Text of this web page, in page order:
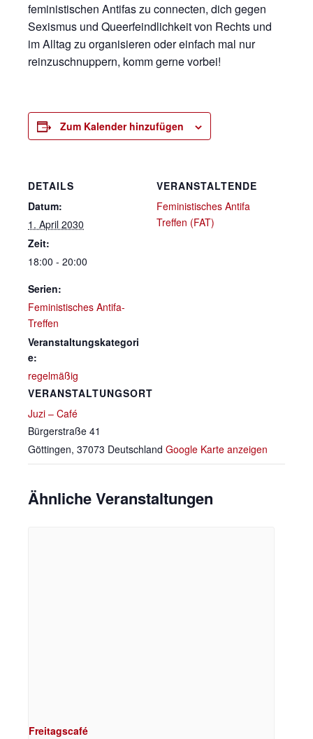
feministischen Antifas zu connecten, dich gegen
Sexismus und Queerfeindlichkeit von Rechts und
im Alltag zu organisieren oder einfach mal nur
reinzuschnuppern, komm gerne vorbei!
Zum Kalender hinzufügen
DETAILS
Datum:
1. April 2030
Zeit:
18:00 - 20:00
Serien:
Feministisches Antifa-
Treffen
Veranstaltungskategori
e:
regelmäßig
VERANSTALTUNGSORT
Juzi – Café
Bürgerstraße 41
Göttingen, 37073 Deutschland Google Karte anzeigen
VERANSTALTENDE
Feministisches Antifa
Treffen (FAT)
Ähnliche Veranstaltungen
Freitagscafé